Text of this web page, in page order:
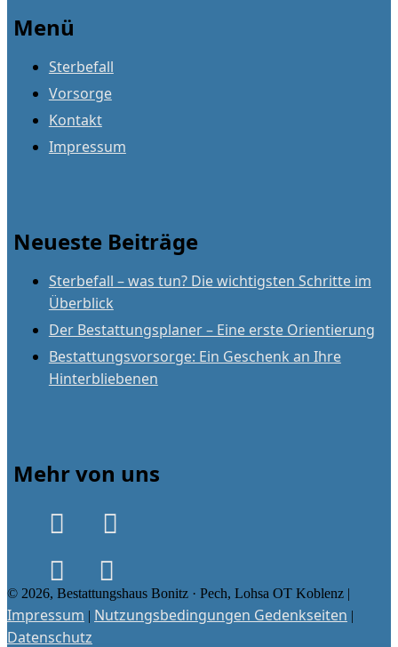
Menü
Sterbefall
Vorsorge
Kontakt
Impressum
Neueste Beiträge
Sterbefall – was tun? Die wichtigsten Schritte im
Überblick
Der Bestattungsplaner – Eine erste Orientierung
Bestattungsvorsorge: Ein Geschenk an Ihre
Hinterbliebenen
Mehr von uns
© 2026, Bestattungshaus Bonitz · Pech, Lohsa OT Koblenz |
Impressum | Nutzungsbedingungen Gedenkseiten |
Datenschutz